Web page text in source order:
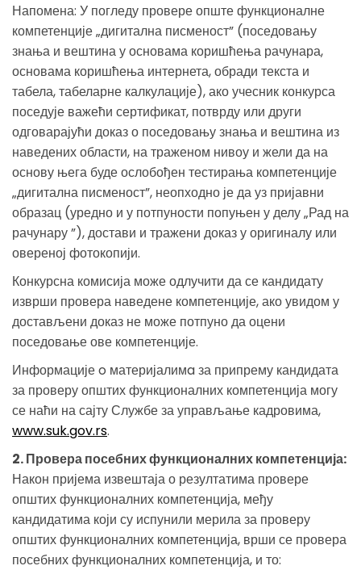
Напомена: У погледу провере опште функционалне
компетенције „дигитална писменост” (поседовању
знања и вештина у основама коришћења рачунара,
основама коришћења интернета, обради текста и
табела, табеларне калкулације), ако учесник конкурса
поседује важећи сертификат, потврду или други
одговарајући доказ о поседовању знања и вештина из
наведених области, на траженом нивоу и жели да на
основу њега буде ослобођен тестирања компетенције
„дигитална писменост”, неопходно је да уз пријавни
образац (уредно и у потпуности попуњен у делу „Рад на
рачунару ”), достави и тражени доказ у оригиналу или
овереној фотокопији.
Конкурсна комисија може одлучити да се кандидату
изврши провера наведене компетенције, ако увидом у
достављени доказ не може потпуно да оцени
поседовање ове компетенције.
Информације o материјалимa за припрему кандидата
за проверу општих функционалних компетенција могу
се наћи на сајту Службе за управљање кадровима,
www.suk.gov.rs.
2. Провера посебних функционалних компетенција:
Након пријема извештаја о резултатима провере
општих функционалних компетенција, међу
кандидатима који су испунили мерила за проверу
општих функционалних компетенција, врши се провера
посебних функционалних компетенција, и то: